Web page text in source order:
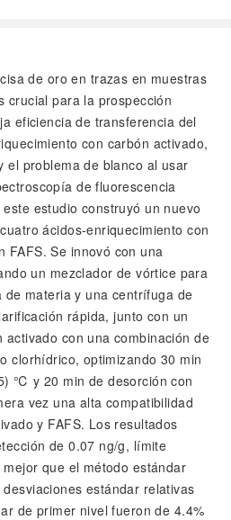
de oro en trazas en muestras
crucial para la prospección
eficiencia de transferencia del
con carbón activado,
el problema de blanco al usar
de fluorescencia
estudio construyó un nuevo
ácidos-enriquecimiento con
FAFS. Se innovó con una
un mezclador de vórtice para
materia y una centrífuga de
rápida, junto con un
con una combinación de
clorhídrico, optimizando 30 min
℃ y 20 min de desorción con
vez una alta compatibilidad
y FAFS. Los resultados
de 0.07 ng/g, límite
que el método estándar
estándar relativas
de primer nivel fueron de 4.4%